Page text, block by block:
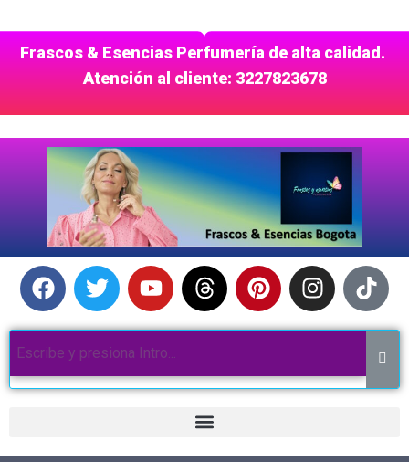
Frascos & Esencias Perfumería de alta calidad.
Atención al cliente: 3227823678